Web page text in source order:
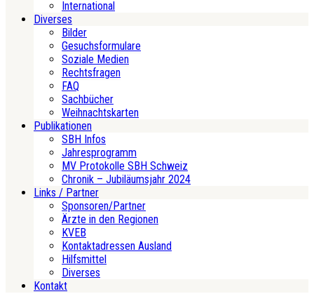
International
Diverses
Bilder
Gesuchsformulare
Soziale Medien
Rechtsfragen
FAQ
Sachbücher
Weihnachtskarten
Publikationen
SBH Infos
Jahresprogramm
MV Protokolle SBH Schweiz
Chronik – Jubiläumsjahr 2024
Links / Partner
Sponsoren/Partner
Ärzte in den Regionen
KVEB
Kontaktadressen Ausland
Hilfsmittel
Diverses
Kontakt